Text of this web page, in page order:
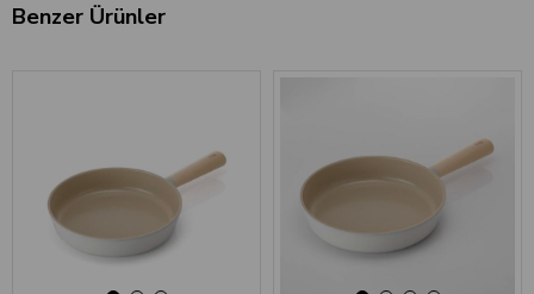
Benzer Ürünler